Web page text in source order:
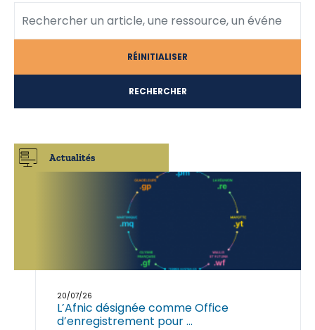
RÉINITIALISER
RECHERCHER
Actualités
20/07/26
L’Afnic désignée comme Office
d’enregistrement pour ...